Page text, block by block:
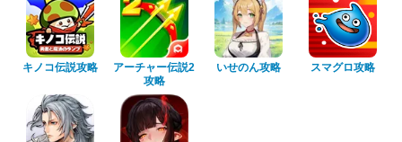
キノコ伝説攻略
アーチャー伝説2
攻略
いせのん攻略 スマグロ攻略